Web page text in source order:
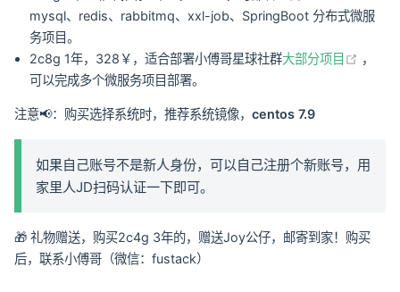
mysql、redis、rabbitmq、xxl-job、SpringBoot 分布式微服
务项目。
2c8g 1年，328￥，适合部署小傅哥星球社群大部分项目
，
可以完成多个微服务项目部署。
注意📢：购买选择系统时，推荐系统镜像， centos 7.9
如果自己账号不是新人身份，可以自己注册个新账号，用
家里人JD扫码认证一下即可。
🎁 礼物赠送，购买2c4g 3年的，赠送Joy公仔，邮寄到家！购买
后，联系小傅哥（微信：fustack）